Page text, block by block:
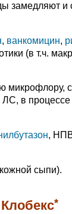
замедляют
, ванкомицин,
(в т.ч.
микрофлору,
в
,
сыпи).
*